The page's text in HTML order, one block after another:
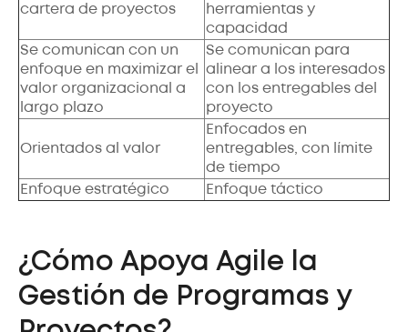
cartera de proyectos
herramientas y
capacidad
Se comunican con un
enfoque en maximizar el
valor organizacional a
largo plazo
Se comunican para
alinear a los interesados
con los entregables del
proyecto
Orientados al valor
Enfocados en
entregables, con límite
de tiempo
Enfoque estratégico
Enfoque táctico
¿Cómo Apoya Agile la
Gestión de Programas y